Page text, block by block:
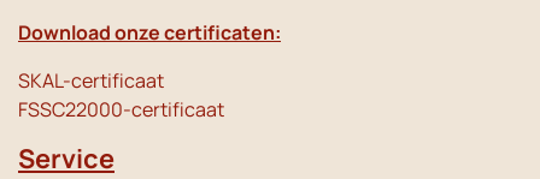
Download onze certificaten:
SKAL-certificaat
FSSC22000-certificaat
Service